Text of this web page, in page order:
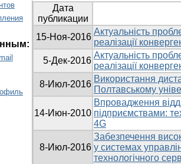
Дата
публикации
15-Ноя-2016
Актуальність
реалізації
5-Дек-2016
Актуальність
реалізації
8-Июл-2016
Використання
Полтавському
14-Июн-2010
Впровадження
підприємствами:
4G
8-Июл-2016
Забезпечення
у системах
технологічного